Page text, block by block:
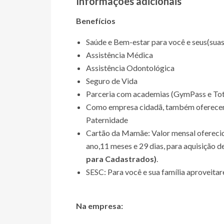
Benefícios
Saúde e Bem-estar para você e
Assistência Médica
Assistência Odontológica
Seguro de Vida
Parceria com academias (GymPass e
Como empresa cidadã, também
Paternidade
Cartão da Mamãe: Valor mensal
ano,11 meses e 29 dias, para aquisição
para Cadastrados).
SESC: Para você e sua família
Na empresa: